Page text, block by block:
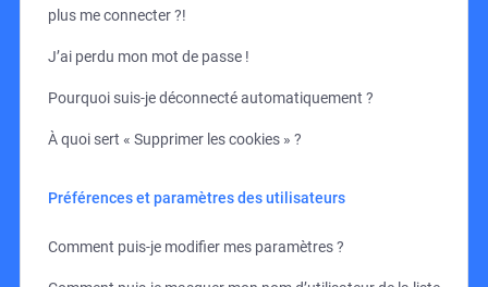
plus me connecter ?!
J’ai perdu mon mot de passe !
Pourquoi suis-je déconnecté automatiquement ?
À quoi sert « Supprimer les cookies » ?
Préférences et paramètres des utilisateurs
Comment puis-je modifier mes paramètres ?